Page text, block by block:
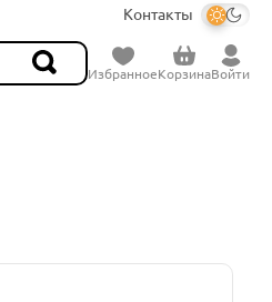
Контакты
ИзбранноеКорзинаВойти